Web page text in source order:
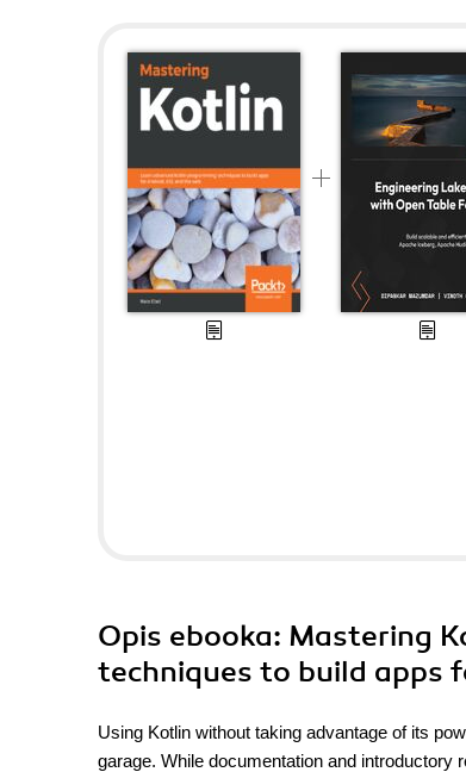
Opis ebooka: Mastering
techniques to build apps
Using Kotlin without taking advantage of its
garage. While documentation and introductory